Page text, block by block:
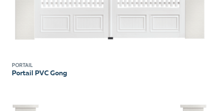
PORTAIL
Portail PVC Gong